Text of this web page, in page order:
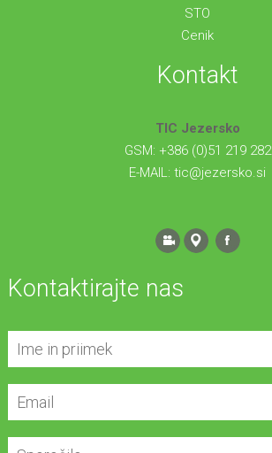
STO
Cenik
Kontakt
TIC Jezersko
GSM: +386 (0)51 219 282
E-MAIL:tic@jezersko.si
Kontaktirajte nas